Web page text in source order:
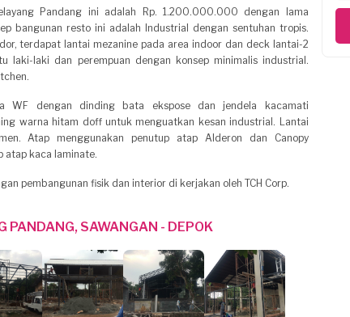
Pandang ini adalah Rp. 1.200.000.000 dengan lama
bangunan resto ini adalah Industrial dengan sentuhan tropis.
terdapat lantai mezanine pada area indoor dan deck lantai-2
laki-laki dan perempuan dengan konsep minimalis industrial.
WF dengan dinding bata ekspose dan jendela kacamati
warna hitam doff untuk menguatkan kesan industrial. Lantai
Atap menggunakan penutup atap Alderon dan Canopy
atap kaca laminate.
pembangunan fisik dan interior di kerjakan oleh TCH Corp.
PANDANG, SAWANGAN - DEPOK